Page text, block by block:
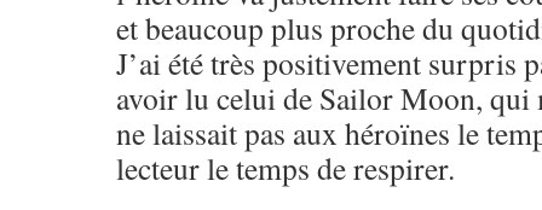
et beaucoup plus proche du
J’ai été très positivement surpris
avoir lu celui de Sailor Moon, qui
ne laissait pas aux héroïnes le
lecteur le temps de respirer.